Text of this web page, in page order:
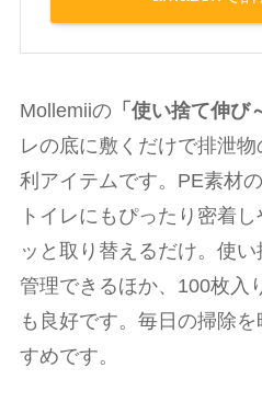
Mollemiiの「使い捨て伸び
レの底に敷くだけで排泄
利アイテムです。PE素材
トイレにもぴったり密着
ッと取り替えるだけ。使
管理できるほか、100枚入
も良好です。毎日の掃除
すめです。